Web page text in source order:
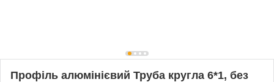
Профіль алюмінієвий Труба кругла 6*1, без